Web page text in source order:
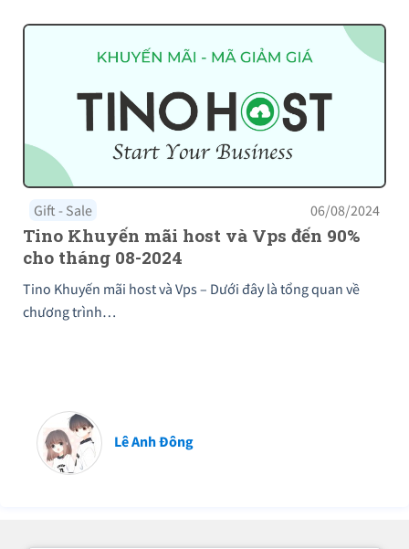
Gift - Sale 06/08/2024
Tino Khuyến mãi host và Vps đến 90%
cho tháng 08-2024
Tino Khuyến mãi host và Vps – Dưới đây là tổng quan về
chương trình…
Lê Anh Đông